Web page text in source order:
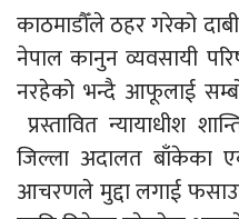
काठमाडौँले ठहर गरेको
नेपाल कानुन व्यवसायी
नरहेको भन्दै आफूलाई
प्रस्तावित न्यायाधीश
जिल्ला अदालत बाँकेका
आचरणले मुद्दा लगाई